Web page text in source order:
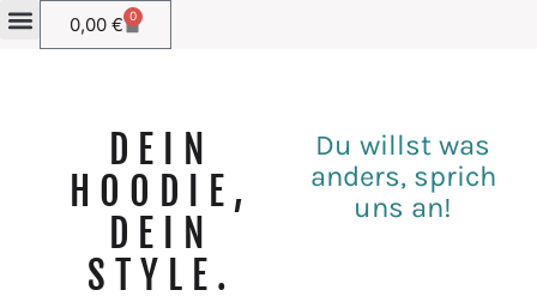
0,00 € 0
DEIN
HOODIE,
DEIN
STYLE.
Du willst was
anders, sprich
uns an!